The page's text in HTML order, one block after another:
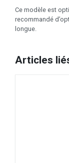
Ce modèle est
recommandé
longue.
Articles